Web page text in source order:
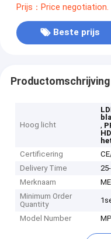
Prijs：Price negotiation.
Beste prijs
Productomschrijving
Hoog licht
,
Certificering
Delivery Time
Merknaam
Minimum Order
Quantity
Model Number